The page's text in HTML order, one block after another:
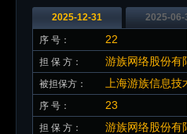
2025-12-31 2025-06-
序 号： 22
担 保 方： 游族网络股份有
被担保方： 上海游族信息技
序 号： 23
担 保 方： 游族网络股份有